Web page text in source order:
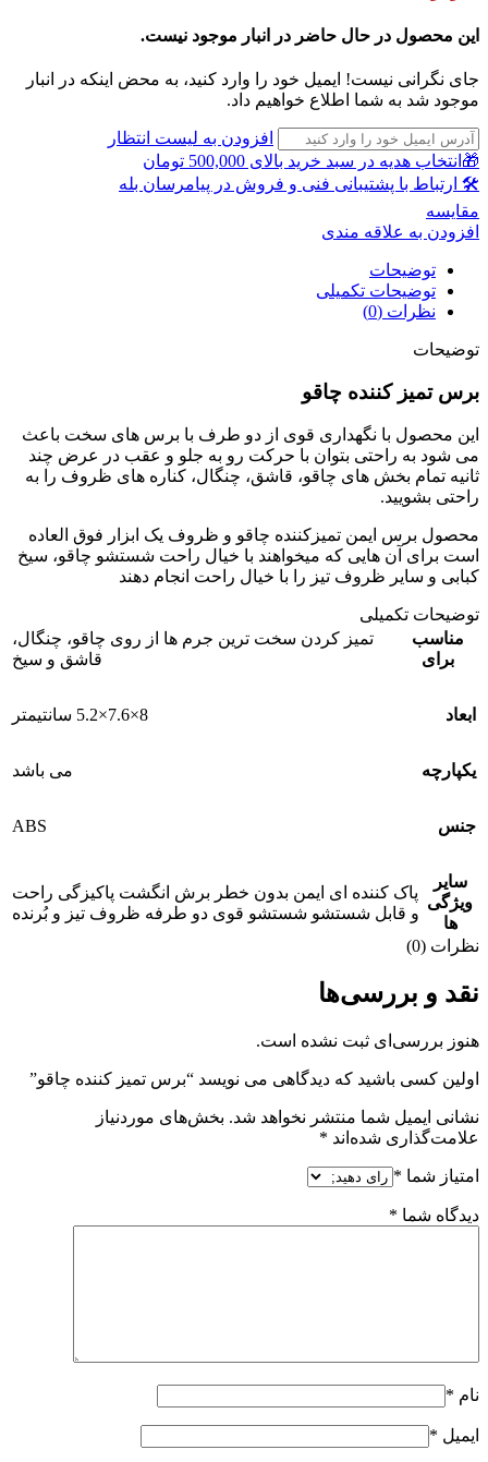
این محصول در حال حاضر در انبار موجود نیست.
جای نگرانی نیست! ایمیل خود را وارد کنید، به محض اینکه در انبار
موجود شد به شما اطلاع خواهیم داد.
افزودن به لیست انتظار
🎁انتخاب هدیه در سبد خرید بالای 500,000 تومان
🛠 ارتباط با پشتیبانی فنی و فروش در پیامرسان بله
مقايسه
افزودن به علاقه مندی
توضیحات
توضیحات تکمیلی
نظرات (0)
توضیحات
برس تمیز کننده چاقو
این محصول با نگهداری قوی از دو طرف با برس های سخت باعث
می شود به راحتی بتوان با حرکت رو به جلو و عقب در عرض چند
ثانیه تمام بخش های چاقو، قاشق، چنگال، کناره های ظروف را به
راحتی بشویید.
محصول برس ایمن تمیزکننده چاقو و ظروف یک ابزار فوق العاده
است برای آن هایی که میخواهند با خیال راحت شستشو چاقو، سیخ
کبابی و سایر ظروف تیز را با خیال راحت انجام دهند
توضیحات تکمیلی
مناسب
برای
تمیز کردن سخت ترین جرم ها از روی چاقو، چنگال،
قاشق و سیخ
ابعاد 8×7.6×5.2 سانتیمتر
یکپارچه می باشد
جنس ABS
سایر
ویژگی
ها
پاک کننده ای ایمن بدون خطر برش انگشت پاکیزگی راحت
و قابل شستشو شستشو قوی دو طرفه ظروف تیز و بُرنده
نظرات (0)
نقد و بررسی‌ها
هنوز بررسی‌ای ثبت نشده است.
اولین کسی باشید که دیدگاهی می نویسد “برس تمیز کننده چاقو”
نشانی ایمیل شما منتشر نخواهد شد. بخش‌های موردنیاز
علامت‌گذاری شده‌اند *
امتیاز شما *
دیدگاه شما *
نام *
ایمیل *